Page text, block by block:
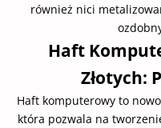
również nici
Haft
Złotych:
Haft komputerowy to
która pozwala na